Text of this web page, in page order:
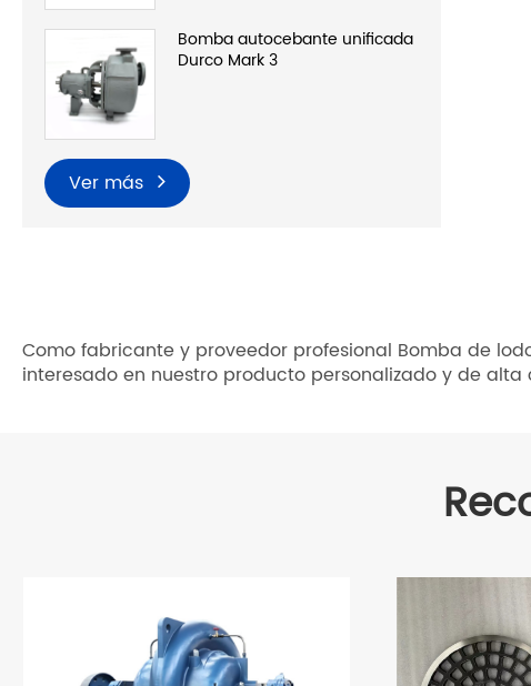
Bomba autocebante unificada
Durco Mark 3
Ver más
Como fabricante y proveedor profesional Bomba de
interesado en nuestro producto personalizado y de